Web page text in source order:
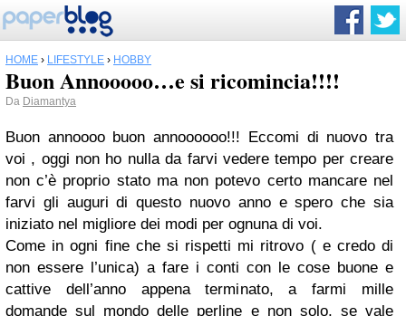
HOME › LIFESTYLE › HOBBY
Buon Annooooo…e si ricomincia!!!!
Da Diamantya
Buon annoooo buon annoooooo!!! Eccomi di nuovo tra
voi , oggi non ho nulla da farvi vedere tempo per creare
non c’è proprio stato ma non potevo certo mancare nel
farvi gli auguri di questo nuovo anno e spero che sia
iniziato nel migliore dei modi per ognuna di voi.
Come in ogni fine che si rispetti mi ritrovo ( e credo di
non essere l’unica) a fare i conti con le cose buone e
cattive dell’anno appena terminato, a farmi mille
domande sul mondo delle perline e non solo, se vale